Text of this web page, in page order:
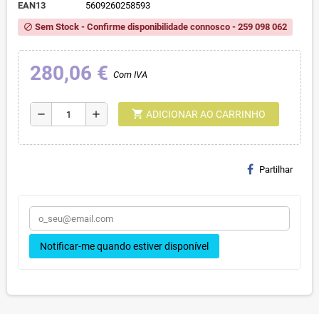
EAN13
5609260258593
block Sem Stock - Confirme disponibilidade connosco - 259 098 062
280,06 € Com IVA
remove add shopping_cart ADICIONAR AO CARRINHO
Partilhar
Notificar-me quando estiver disponível